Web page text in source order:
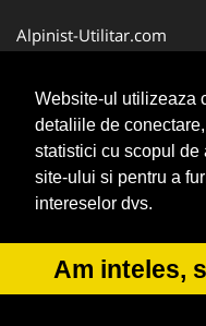
Website-ul utilizeaza
detaliile de
statistici cu scopul de
site-ului si pentru a
intereselor dvs.
Am inteles,
Alpinist-Utilitar.com
FirmaTractariAuto.ro
Service-Reparatii.com
© 2014-2026 Powered
ANPC SOL